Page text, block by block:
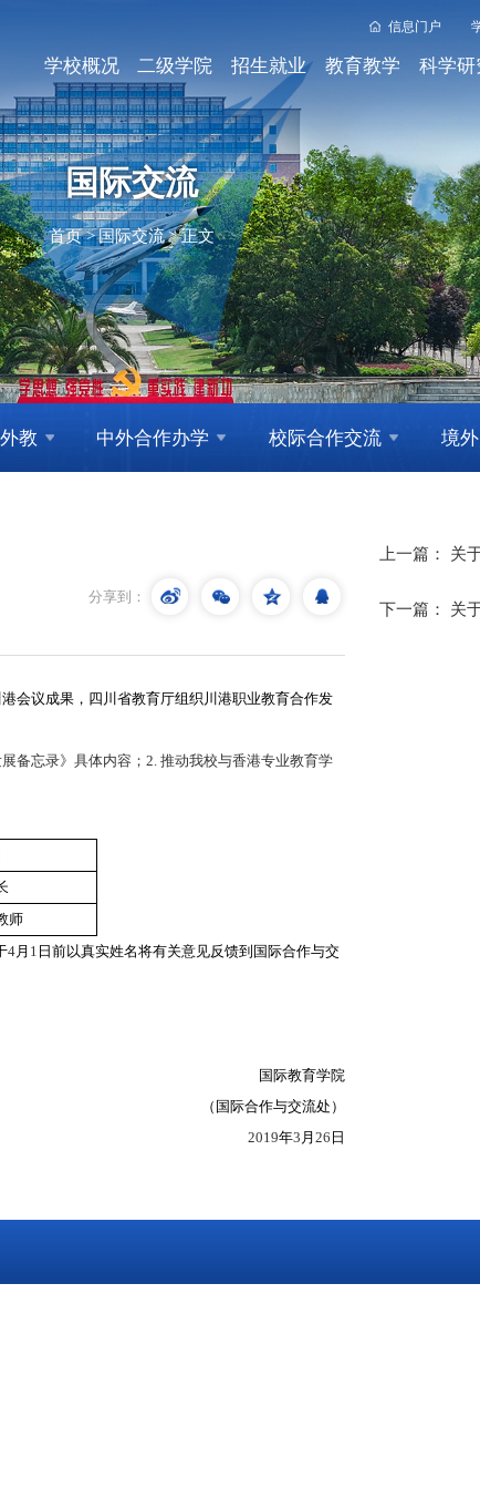
信息门户
学校概况 二级学院 招生就业 教育教学 科学研
国际交流
首页 > 国际交流 > 正文
教 中外合作办学 校际合作交流 境
分享到：
会议成果，四川省教育厅组织川港职业教育合作发
备忘录》具体内容；2.推动我校与香港专业教育学
师
4 月 1 日前以真实姓名将有关意见反馈到国际合作与交
国际教育学院
（ 国际合作与交流处 ）
2019年3 月26 日
上一篇： 关
下一篇： 关